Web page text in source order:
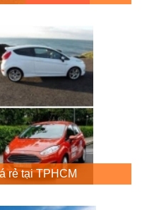
rẻ tại TPHCM